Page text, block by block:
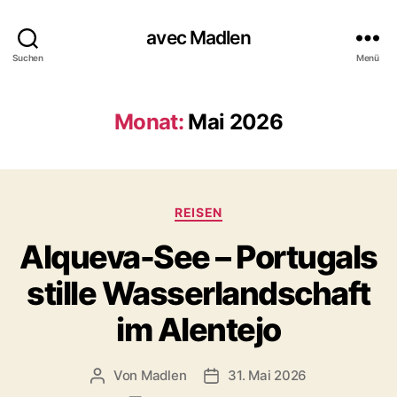
Suchen
avec Madlen
Menü
Monat: Mai 2026
K
t
e
g
o
r
i
n
REISEN
Alqueva-See – Portugals
stille Wasserlandschaft
im Alentejo
B Von Madlen
V 31. Mai 2026